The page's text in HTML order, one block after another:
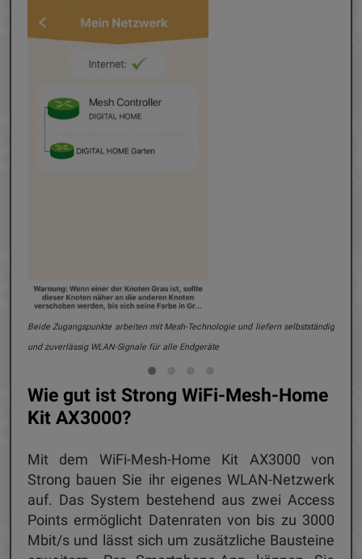
Beide Zugangspunkte arbeiten mit Mesh-Technologie und liefern selbstständig
und zuverlässig WLAN-Signale für alle Endgeräte
Wie gut ist Strong WiFi-Mesh-Home
Kit AX3000?
Mit dem WiFi-Mesh-Home Kit AX3000 von
Strong bauen Sie ihr eigenes WLAN-Netzwerk
auf. Das System bestehend aus zwei Access
Points ermöglicht Datenraten von bis zu 3000
Mbit/s und lässt sich um zusätzliche Bausteine